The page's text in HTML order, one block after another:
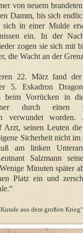
von neuem
Damm, bis sich
sich in einer Mulde
ein. In der
zogen sie sich mit
die Wacht an der
22. März fand
5. Eskadron
beim Vorrücken in
durch einen
verwundet
Arzt, seinen Leuten
Sicherheit nicht im
am linken
Salzmann
Minuten später
Platz ein und
aus dem großen